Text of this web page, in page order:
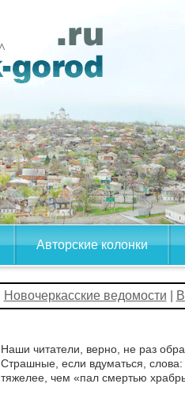
Авторские колонки
Новочеркасские ведомости
Наши читатели, верно, не раз
Страшные, если вдуматься,
тяжелее, чем «пал смертью